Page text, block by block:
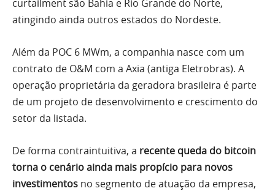
curtailment são Bahia e Rio Grande do Norte,
atingindo ainda outros estados do Nordeste.
Além da POC 6 MWm, a companhia nasce com um
contrato de O&M com a Axia (antiga Eletrobras). A
operação proprietária da geradora brasileira é parte
de um projeto de desenvolvimento e crescimento do
setor da listada.
De forma contraintuitiva, a recente queda do bitcoin
torna o cenário ainda mais propício para novos
investimentos no segmento de atuação da empresa,